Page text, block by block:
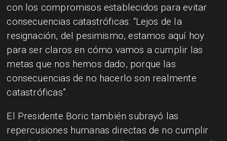
con los compromisos establecidos para evitar
consecuencias catastróficas: “Lejos de la
resignación, del pesimismo, estamos aquí hoy
para ser claros en cómo vamos a cumplir las
metas que nos hemos dado, porque las
consecuencias de no hacerlo son realmente
catastróficas”.
El Presidente Boric también subrayó las
repercusiones humanas directas de no cumplir